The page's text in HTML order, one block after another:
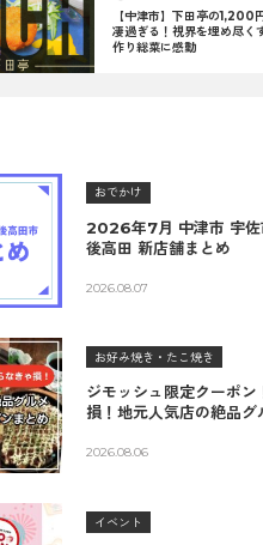
【中津市】下田亭の1,200
凄過ぎる！視界を埋め尽く
作り総菜に感動
おでかけ
2026年7月 中津市 宇佐
後高田 新店舗まとめ
2026.08.07
お好み焼き・たこ焼き
ジモッシュ限定クーポン
損！地元人気店の絶品グ
2026.08.06
イベント